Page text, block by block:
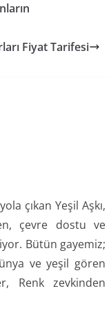
Fiyat Tarifesi
çıkan Yeşil Aşkı,
çevre dostu ve
Bütün gayemiz;
ve yeşil gören
Renk zevkinden